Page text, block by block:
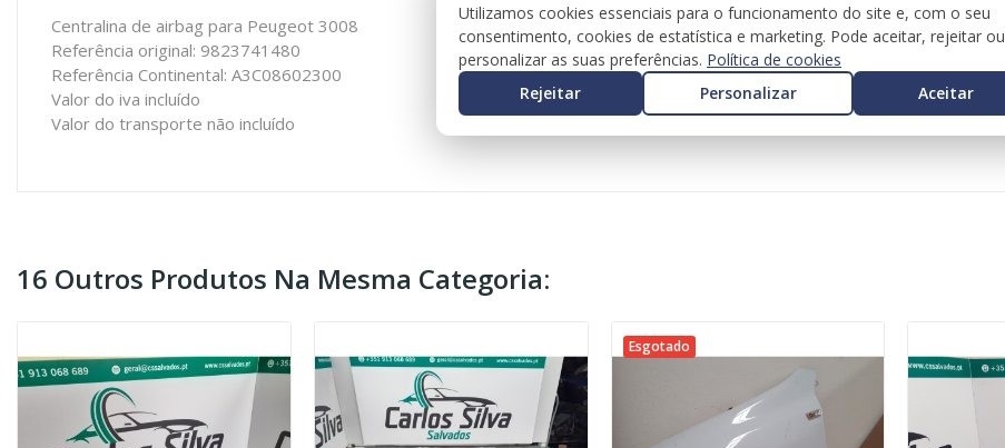
Centralina de airbag para Peugeot 3008
Referência original: 9823741480
Referência Continental: A3C08602300
Valor do iva incluído
Valor do transporte não incluído
16 Outros Produtos Na Mesma Categoria:
Esgotado
Utilizamos cookies essenciais para o funcionamento do site e, com o seu
consentimento, cookies de estatística e marketing. Pode aceitar, rejeitar ou
personalizar as suas preferências. Política de cookies
Rejeitar
Personalizar Aceitar